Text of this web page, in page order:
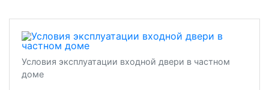
Условия эксплуатации входной двери в частном
доме